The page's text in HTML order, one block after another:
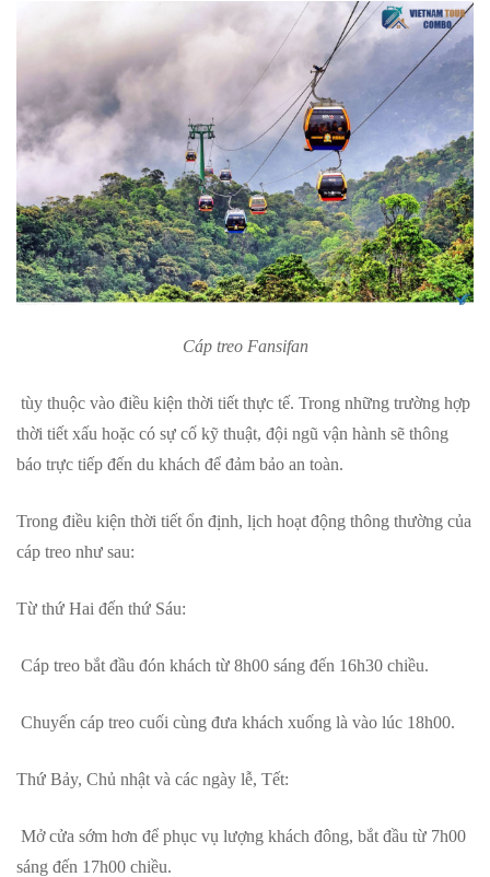
Cáp treo Fansifan
tùy thuộc vào điều kiện thời tiết thực tế. Trong những trường hợp
thời tiết xấu hoặc có sự cố kỹ thuật, đội ngũ vận hành sẽ thông
báo trực tiếp đến du khách để đảm bảo an toàn.
Trong điều kiện thời tiết ổn định, lịch hoạt động thông thường của
cáp treo như sau:
Từ thứ Hai đến thứ Sáu:
Cáp treo bắt đầu đón khách từ 8h00 sáng đến 16h30 chiều.
Chuyến cáp treo cuối cùng đưa khách xuống là vào lúc 18h00.
Thứ Bảy, Chủ nhật và các ngày lễ, Tết:
Mở cửa sớm hơn để phục vụ lượng khách đông, bắt đầu từ 7h00
sáng đến 17h00 chiều.